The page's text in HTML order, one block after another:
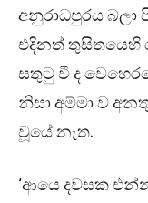
අනුරාධපුරය බලා
එදිනත් තුසිතයෙහි
සතුටු වී ද
නිසා අම්මා ව
වූයේ නැත.
‘ආයෙ දවසක